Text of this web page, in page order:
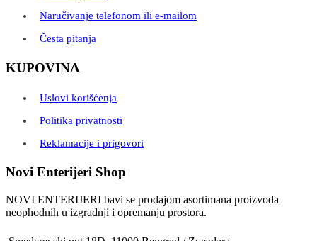
Naručivanje telefonom ili e-mailom
Česta pitanja
KUPOVINA
Uslovi korišćenja
Politika privatnosti
Reklamacije i prigovori
Novi Enterijeri Shop
NOVI ENTERIJERI bavi se prodajom asortimana proizvoda
neophodnih u izgradnji i opremanju prostora.